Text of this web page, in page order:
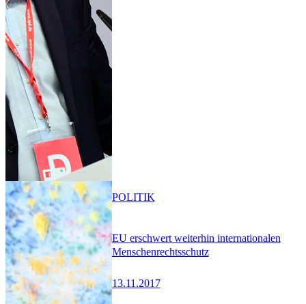
EU erschwert weiterhin internationalen
Menschenrechtsschutz
13.11.2017
POLITIK